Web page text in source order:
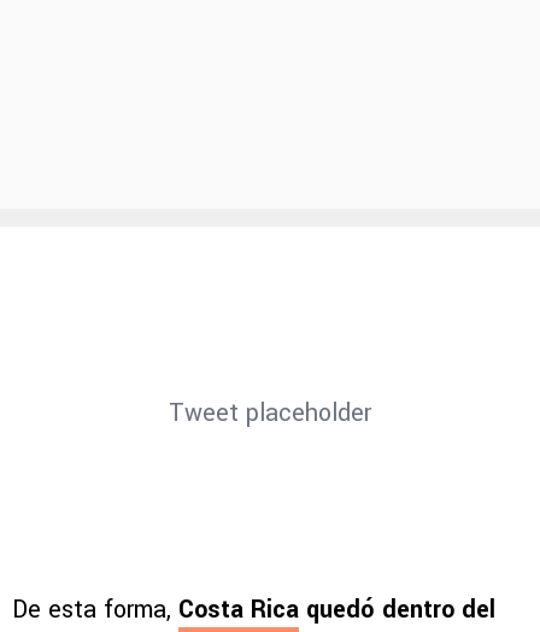
Tweet placeholder
De esta forma, Costa Rica quedó dentro del